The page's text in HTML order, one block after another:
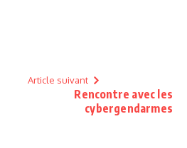
Article suivant
Rencontre avec les
cybergendarmes